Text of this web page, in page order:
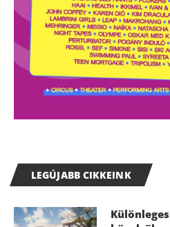
LEGÚJABB CIKKEINK